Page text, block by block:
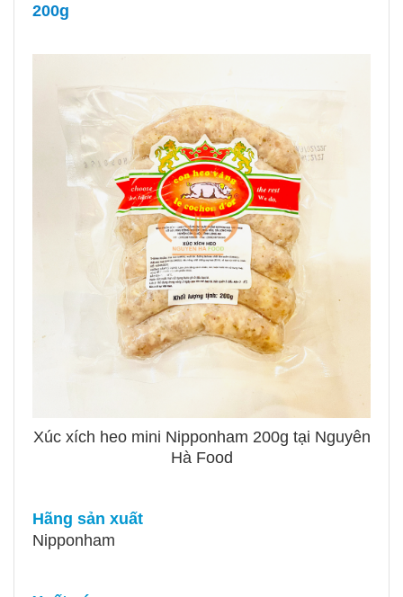
200g
Xúc xích heo mini Nipponham 200g tại Nguyên
Hà Food
Hãng sản xuất
Nipponham